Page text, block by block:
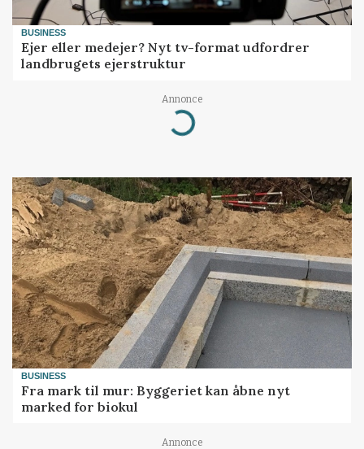
BUSINESS
Ejer eller medejer? Nyt tv-format udfordrer
landbrugets ejerstruktur
Annonce
Loading...
BUSINESS
Fra mark til mur: Byggeriet kan åbne nyt
marked for biokul
Annonce